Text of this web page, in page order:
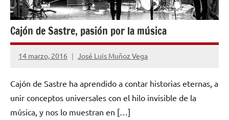
Cajón de Sastre, pasión por la música
14 marzo, 2016 José Luis Muñoz Vega
No
comentarios
Cajón de Sastre ha aprendido a contar historias eternas, a
unir conceptos universales con el hilo invisible de la
música, y nos lo muestran en […]